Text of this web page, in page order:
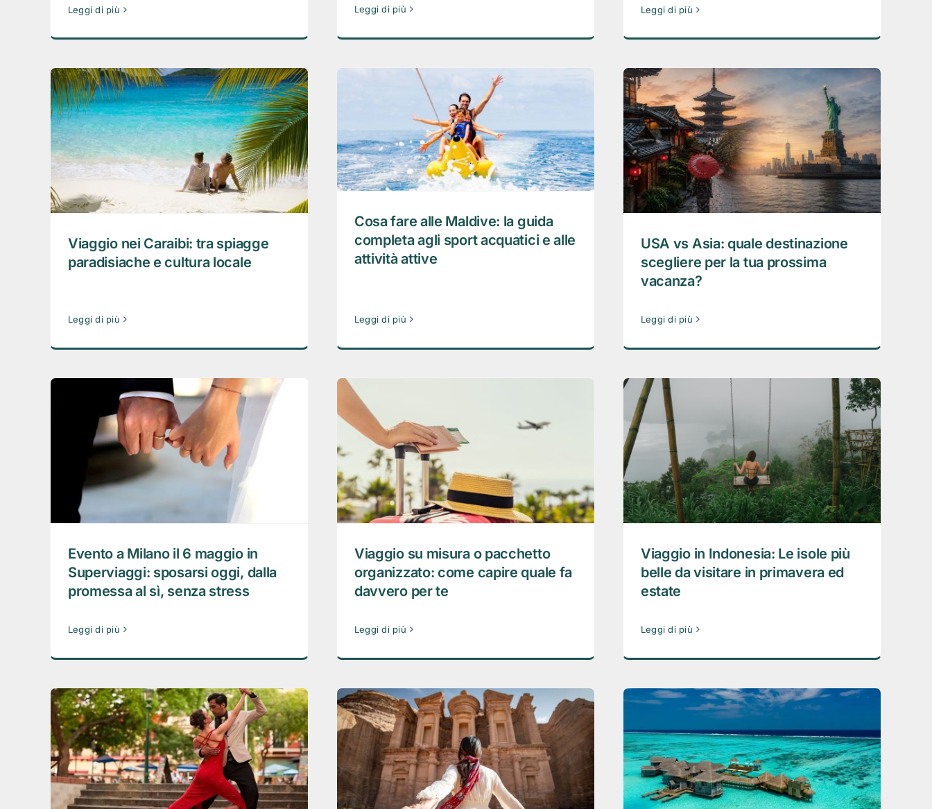
Leggi di più Leggi di più Leggi di più
Viaggio nei Caraibi: tra spiagge
paradisiache e cultura locale
Leggi di più
Cosa fare alle Maldive: la guida
completa agli sport acquatici e alle
attività attive
Leggi di più
USA vs Asia: quale destinazione
scegliere per la tua prossima
vacanza?
Leggi di più
Evento a Milano il 6 maggio in
Superviaggi: sposarsi oggi, dalla
promessa al sì, senza stress
Leggi di più
Viaggio su misura o pacchetto
organizzato: come capire quale fa
davvero per te
Leggi di più
Viaggio in Indonesia: Le isole più
belle da visitare in primavera ed
estate
Leggi di più